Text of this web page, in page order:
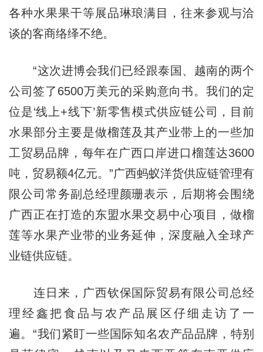
各种水果果干等展品琳琅满目，往来参观与洽
谈的客商络绎不绝。
“这次进博会我们已经跟泰国、越南的两个
公司签了6500万美元的采购意向书。我们的定
位是‘线上+线下’新零售模式供应链公司，目前
水果部分主要是做榴莲及其产业带上的一些加
工贸易品牌，每年在广西口岸进口榴莲达3600
吨，贸易额4亿元。”广西蚂蚁洋货供应链管理有
限公司常务副总经理颜珊表示，后期将会围绕
广西正在打造的东盟水果交易中心项目，做榴
莲等水果产业带的业务延伸，深度融入全球产
业链供应链。
连日来，广西钦保国际贸易有限公司总经
理经鑫把食品与农产品展区仔细走访了一
遍。“我们紧盯一些国际知名农产品品牌，特别